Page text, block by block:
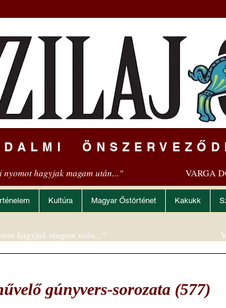
nyomot hagyjak magam után..." VARGA
Kultúra Magyar Őstörténet Kakukk
gúnyvers-sorozata (577)
hagyjak magam után..."